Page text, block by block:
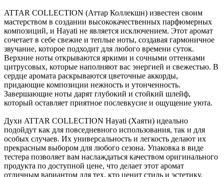
ATTAR COLLECTION (Аттар Коллекшн) известен своим
мастерством в создании высококачественных парфюмерных
композиций, и Hayati не является исключением. Этот аромат
сочетает в себе свежие и теплые ноты, создавая гармоничное
звучание, которое подходит для любого времени суток.
Верхние ноты открываются яркими и сочными оттенками
цитрусовых, которые наполняют вас энергией и свежестью. В
сердце аромата раскрываются цветочные аккорды,
придающие композиции нежность и утонченность.
Завершающие ноты дарят глубокий и стойкий шлейф,
который оставляет приятное послевкусие и ощущение уюта.
Духи ATTAR COLLECTION Hayati (Хаяти) идеально
подойдут как для повседневного использования, так и для
особых случаев. Их универсальность и легкость делают их
прекрасным выбором для любого сезона. Упаковка в виде
тестера позволяет вам наслаждаться качеством оригинального
продукта по доступной цене, что делает этот аромат
отличным вариантом для тех, кто ценит стиль и эстетику.